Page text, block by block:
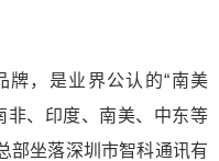
牌，是业界公认的“南美
非、印度、南美、中东等
部坐落深圳市智科通讯有